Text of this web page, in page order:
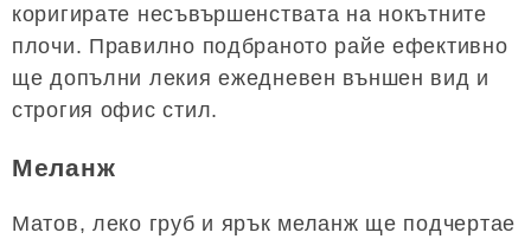
коригирате несъвършенствата на нокътните
плочи. Правилно подбраното райе ефективно
ще допълни лекия ежедневен външен вид и
строгия офис стил.
Меланж
Матов, леко груб и ярък меланж ще подчертае